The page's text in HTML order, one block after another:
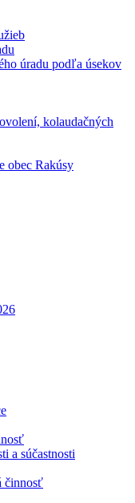
úradu podľa úsekov
kolaudačných
obec Rakúsy
a súčastnosti
činnosť